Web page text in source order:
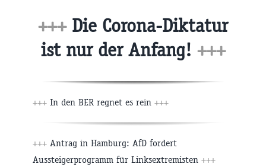
+++Die Corona-Diktatur
ist nur der Anfang! +++
+++ In den BER regnet es rein +++
+++ Antrag in Hamburg: AfD fordert
Aussteigerprogramm für Linksextremisten +++